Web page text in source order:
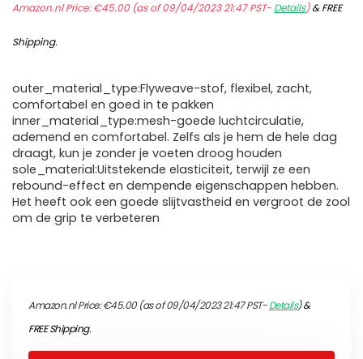
Amazon.nl Price:€45.00(as of 09/04/2023 21:47 PST- Details)&FREE
Shipping.
outer_material_type:Flyweave-stof, flexibel, zacht,
comfortabel en goed in te pakken
inner_material_type:mesh-goede luchtcirculatie,
ademend en comfortabel. Zelfs als je hem de hele dag
draagt, kun je zonder je voeten droog houden
sole_material:Uitstekende elasticiteit, terwijl ze een
rebound-effect en dempende eigenschappen hebben.
Het heeft ook een goede slijtvastheid en vergroot de zool
om de grip te verbeteren
Amazon.nl Price:€45.00(as of 09/04/2023 21:47 PST-Details)&
FREE Shipping.